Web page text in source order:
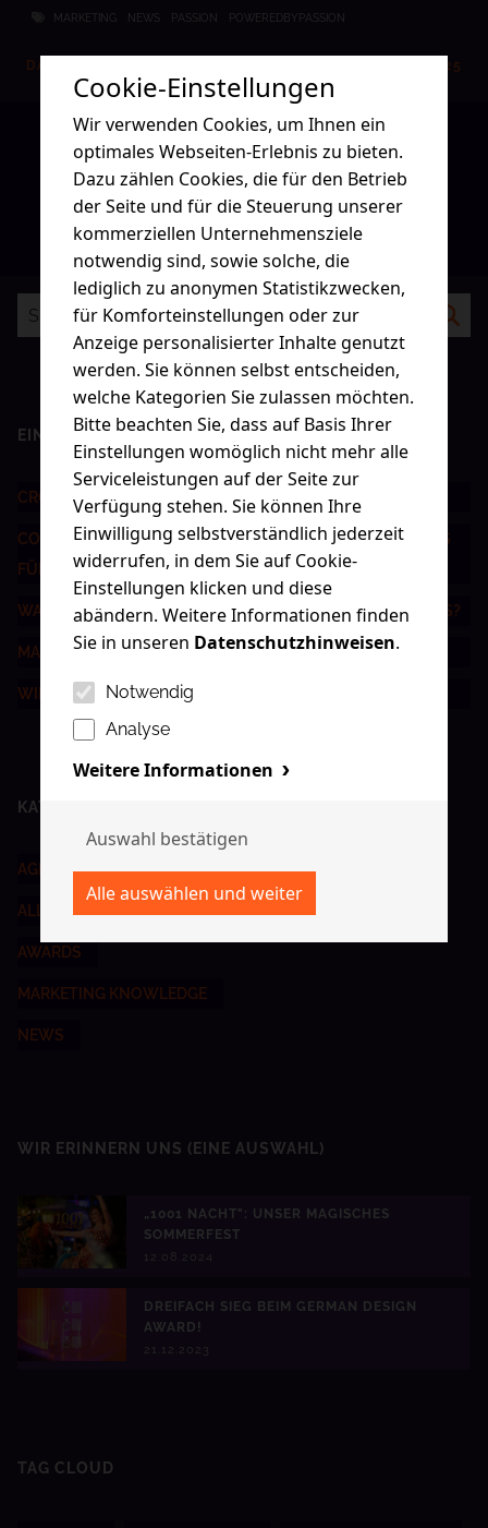
MARKETING NEWS PASSION POWEREDBYPASSION
DANIELA 15.01.2025
Weiter
EIN BLICK ZURÜCK
CROSSMEDIALE KOMMUNIKATION ALS ERFOLGSFAKTOR
CONTENT-STRATEGIE LEICHT GEMACHT: DIE BESTEN TIPPS
FÜR NACHHALTIGEN ERFOLG
WAS IST DIGITAL ADVERTISING UND WIE FUNKTIONIERT ES?
MARKE VS BRANDING - WAS IST DER UNTERSCHIED?
WIR SIND IM WIRTSCHAFTSFORUM!
KATEGORIEN
AGENTUR
ALLGEMEIN
AWARDS
MARKETING KNOWLEDGE
NEWS
WIR ERINNERN UNS (EINE AUSWAHL)
„1001 NACHT": UNSER MAGISCHES
SOMMERFEST
12.08.2024
DREIFACH SIEG BEIM GERMAN DESIGN
AWARD!
21.12.2023
TAG CLOUD
Cookie-Einstellungen
Wir verwenden Cookies, um Ihnen ein
optimales Webseiten-Erlebnis zu bieten.
Dazu zählen Cookies, die für den Betrieb
der Seite und für die Steuerung unserer
kommerziellen Unternehmensziele
notwendig sind, sowie solche, die
lediglich zu anonymen Statistikzwecken,
für Komforteinstellungen oder zur
Anzeige personalisierter Inhalte genutzt
werden. Sie können selbst entscheiden,
welche Kategorien Sie zulassen möchten.
Bitte beachten Sie, dass auf Basis Ihrer
Einstellungen womöglich nicht mehr alle
Serviceleistungen auf der Seite zur
Verfügung stehen. Sie können Ihre
Einwilligung selbstverständlich jederzeit
widerrufen, in dem Sie auf Cookie-
Einstellungen klicken und diese
abändern. Weitere Informationen finden
Sie in unseren Datenschutzhinweisen.
Notwendig
Analyse
Weitere Informationen